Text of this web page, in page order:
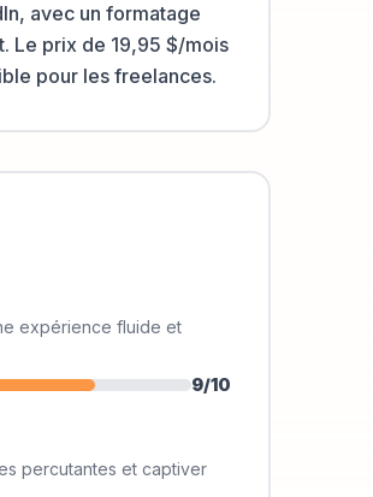
avec un formatage
Le prix de 19,95 $/mois
pour les freelances.
expérience fluide et
9/10
percutantes et captiver